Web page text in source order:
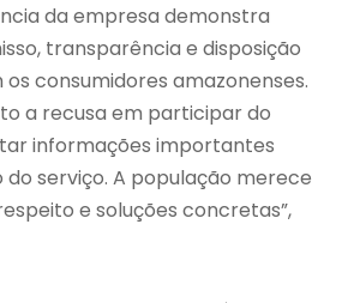
da empresa demonstra
transparência e disposição
consumidores amazonenses.
a recusa em participar do
informações importantes
serviço. A população merece
e soluções concretas”,